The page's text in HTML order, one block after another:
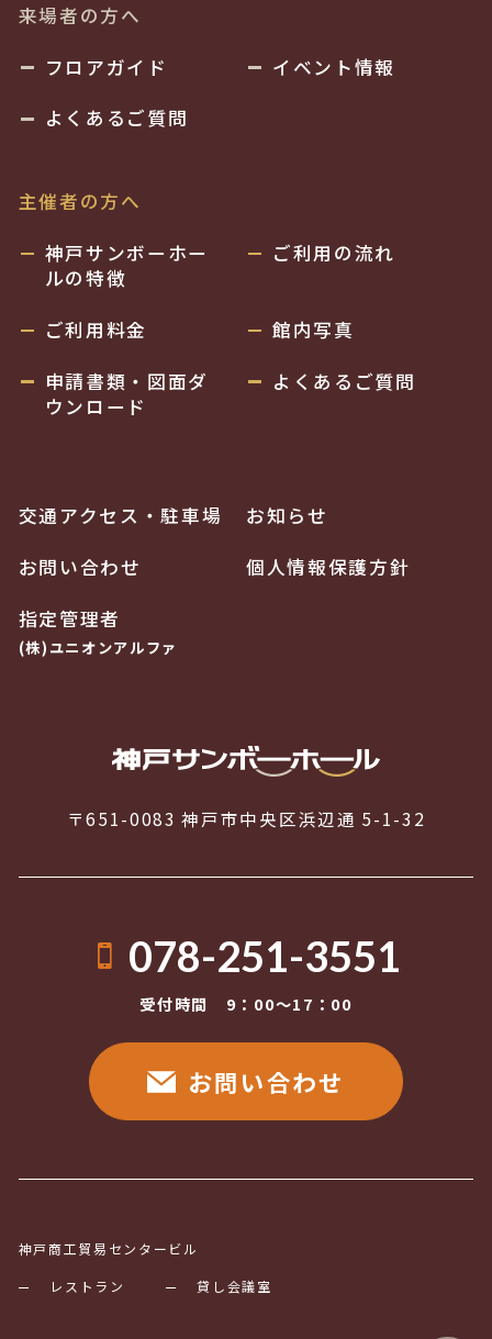
〒651-0083 神戸市中央区浜辺通 5-1-32
078-251-3551
受付時間 9：00〜17：00
お問い合わせ
神戸商工貿易センタービル
レストラン
貸し会議室
来場者の方へ
フロアガイド
イベント情報
よくあるご質問
主催者の方へ
神戸サンボーホー
ルの特徴
ご利用の流れ
ご利用料金
館内写真
申請書類・図面ダ
ウンロード
よくあるご質問
交通アクセス・駐車場
お知らせ
お問い合わせ
個人情報保護方針
指定管理者
(株)ユニオンアルファ